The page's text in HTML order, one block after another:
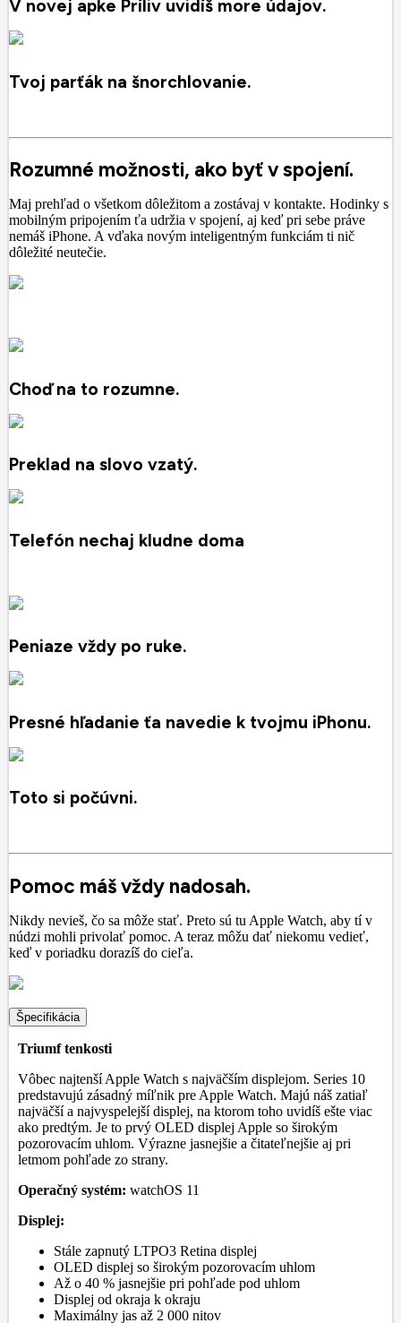
V novej apke Príliv uvidíš more údajov.
Tvoj parťák na šnorchlovanie.
Rozumné možnosti, ako byť v spojení.
Maj prehľad o všetkom dôležitom a zostávaj v kontakte. Hodinky s
mobilným pripojením ťa udržia v spojení, aj keď pri sebe práve
nemáš iPhone. A vďaka novým inteligentným funkciám ti nič
dôležité neutečie.
Choď na to rozumne.
Preklad na slovo vzatý.
Telefón nechaj kludne doma
Peniaze vždy po ruke.
Presné hľadanie ťa navedie k tvojmu iPhonu.
Toto si počúvni.
Pomoc máš vždy nadosah.
Nikdy nevieš, čo sa môže stať. Preto sú tu Apple Watch, aby tí v
núdzi mohli privolať pomoc. A teraz môžu dať niekomu vedieť,
keď v poriadku dorazíš do cieľa.
Špecifikácia
Triumf tenkosti
Vôbec najtenší Apple Watch s najväčším displejom. Series 10
predstavujú zásadný míľnik pre Apple Watch. Majú náš zatiaľ
najväčší a najvyspelejší displej, na ktorom toho uvidíš ešte viac
ako predtým. Je to prvý OLED displej Apple so širokým
pozorovacím uhlom. Výrazne jasnejšie a čitateľnejšie aj pri
letmom pohľade zo strany.
Operačný systém: watchOS 11
Displej:
Stále zapnutý LTPO3 Retina displej
OLED displej so širokým pozorovacím uhlom
Až o 40 % jasnejšie pri pohľade pod uhlom
Displej od okraja k okraju
Maximálny jas až 2 000 nitov